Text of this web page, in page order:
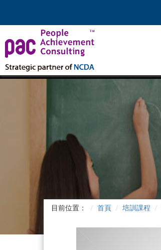
目前位置： 首頁 培訓課程